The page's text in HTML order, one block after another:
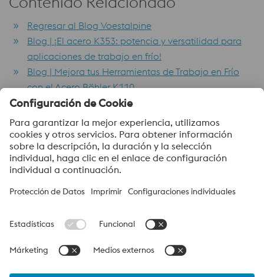
Regresar al Blog Voestalpine
Blog | ¡El acero K353: potencia y versatilidad para
aplicaciones de trabajo en frío!
Blog | Mejora tus Herramientas de Trabajo en Frío
con el Acero Böhler K110
Blog | La estrategia de sostenibilidad de voestalpine
Blog | voestalpine : Liderando el Camino del Acero
Ecológico
voestalpine High Performance Metals Colombia S.A.
voestalpine. La división, con sus filiales en todo el mundo, se
altamente especializados y es el líder mundial en acero para
herramientas y otros aceros especiales.